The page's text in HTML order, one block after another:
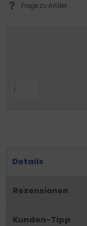
Frage zu Artikel
Details
Rezensionen
Kunden-Tipp